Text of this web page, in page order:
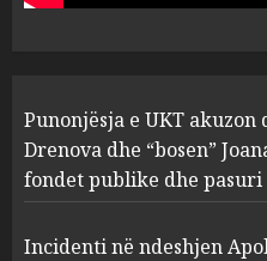
1
2
Punonjësja e UKT
Drenova dhe “bosen”
fondet publike dhe
Incidenti në ndeshjen